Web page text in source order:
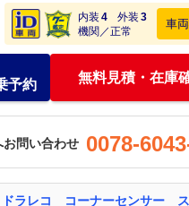
内装 4 外装 3
機関／正常
車
予約 無料見積・在庫
お問い合わせ 0078-